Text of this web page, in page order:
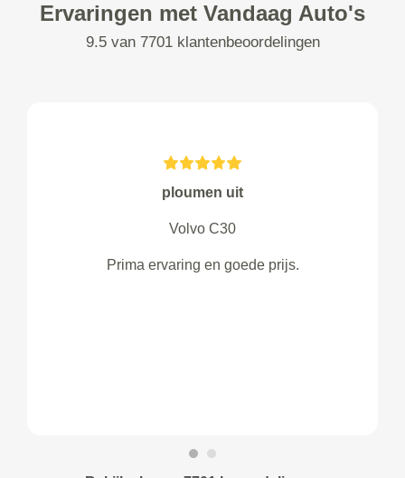
Ervaringen met Vandaag Auto's
9.5 van 7701 klantenbeoordelingen
ploumen uit
Volvo C30
Prima ervaring en goede prijs.